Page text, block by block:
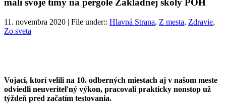
mali svoje tímy na pergole Základnej školy POH
11. novembra 2020 | File under:: Hlavná Strana, Z mesta, Zdravie,
Zo sveta
Vojaci, ktorí velili na 10. odberných miestach aj v našom meste
odviedli neuveriteľný výkon, pracovali prakticky nonstop už
týždeň pred začatím testovania.